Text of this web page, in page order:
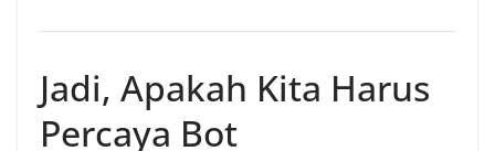
Jadi, Apakah Kita Harus
Percaya Bot